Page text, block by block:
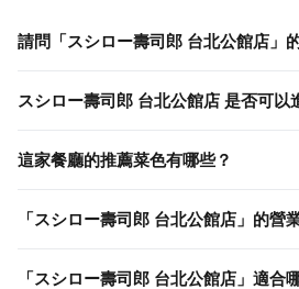
請問「スシロー壽司郎 台北公館店」
スシロー壽司郎 台北公館店 是否可以
這家餐廳的推薦菜色有哪些？
「スシロー壽司郎 台北公館店」的營
「スシロー壽司郎 台北公館店」適合